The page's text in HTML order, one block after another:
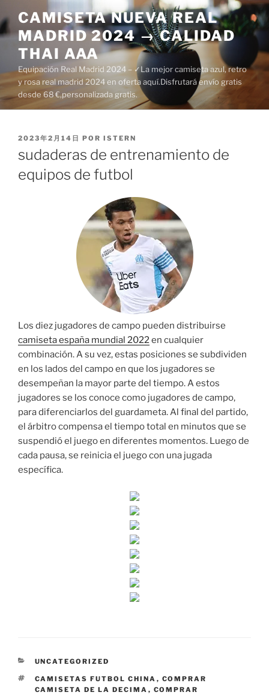
al
contenido
CAMISETA NUEVA REAL
MADRID 2024 → CALIDAD
THAI AAA
Equipación Real Madrid 2024 – ✓La mejor camiseta azul, retro
y rosa real madrid 2024 en oferta aquí.Disfrutará envío gratis
desde 68 €,personalizada gratis.
PUBLICADO
2023年2月14日 POR ISTERN
sudaderas de entrenamiento de
equipos de futbol
Los diez jugadores de campo pueden distribuirse
camiseta españa mundial 2022en cualquier
combinación. A su vez, estas posiciones se subdividen
en los lados del campo en que los jugadores se
desempeñan la mayor parte del tiempo. A estos
jugadores se los conoce como jugadores de campo,
para diferenciarlos del guardameta. Al final del partido,
el árbitro compensa el tiempo total en minutos que se
suspendió el juego en diferentes momentos. Luego de
cada pausa, se reinicia el juego con una jugada
específica.
CATEGORÍAS
UNCATEGORIZED
ETIQUETAS
CAMISETAS FUTBOL CHINA , COMPRAR
CAMISETA DE LA DECIMA , COMPRAR